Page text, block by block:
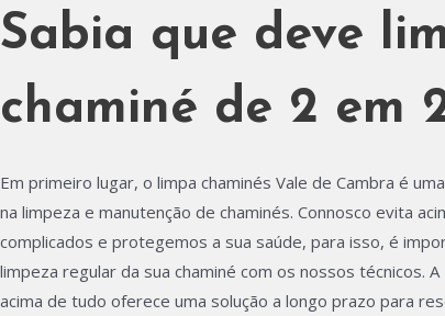
Sabia que deve
chaminé de 2 em
Em primeiro lugar, o limpa chaminés Vale de Cambra é
na limpeza e manutenção de chaminés. Connosco evita
complicados e protegemos a sua saúde, para isso, é
limpeza regular da sua chaminé com os nossos técnicos. A
acima de tudo oferece uma solução a longo prazo para